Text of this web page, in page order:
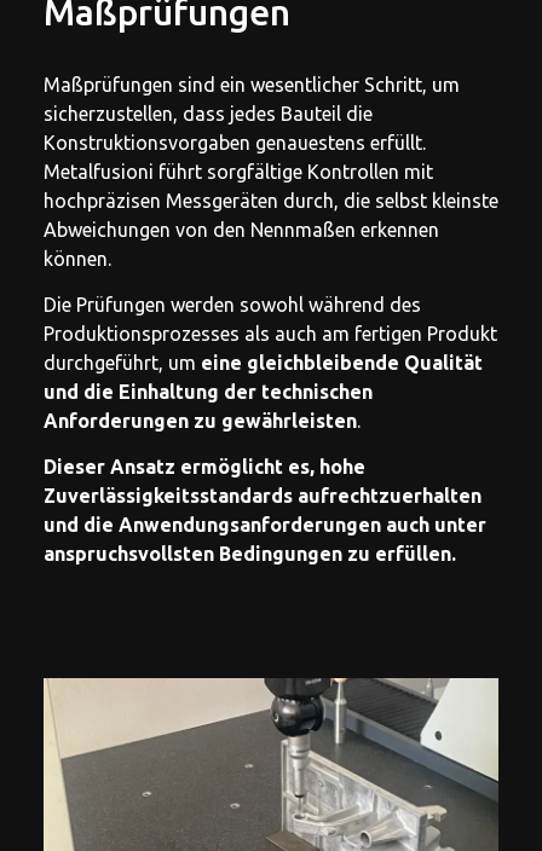
Maßprüfungen
Maßprüfungen sind ein wesentlicher Schritt, um
sicherzustellen, dass jedes Bauteil die
Konstruktionsvorgaben genauestens erfüllt.
Metalfusioni führt sorgfältige Kontrollen mit
hochpräzisen Messgeräten durch, die selbst kleinste
Abweichungen von den Nennmaßen erkennen
können.
Die Prüfungen werden sowohl während des
Produktionsprozesses als auch am fertigen Produkt
durchgeführt, um eine gleichbleibende Qualität
und die Einhaltung der technischen
Anforderungen zu gewährleisten.
Dieser Ansatz ermöglicht es, hohe
Zuverlässigkeitsstandards aufrechtzuerhalten
und die Anwendungsanforderungen auch unter
anspruchsvollsten Bedingungen zu erfüllen.